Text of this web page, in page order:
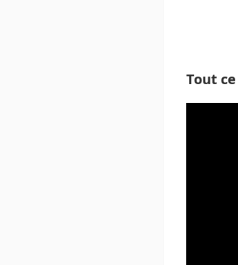
Tout